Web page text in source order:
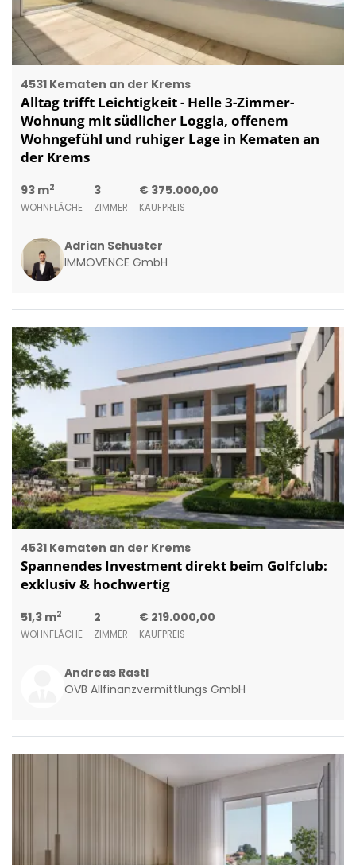
4531 Kematen an der Krems
Alltag trifft Leichtigkeit - Helle 3-Zimmer-
Wohnung mit südlicher Loggia, offenem
Wohngefühl und ruhiger Lage in Kematen an
der Krems
93 m2
WOHNFLÄCHE
3
ZIMMER
€ 375.000,00
KAUFPREIS
Adrian Schuster
IMMOVENCE GmbH
4531 Kematen an der Krems
Spannendes Investment direkt beim Golfclub:
exklusiv & hochwertig
51,3 m2
WOHNFLÄCHE
2
ZIMMER
€ 219.000,00
KAUFPREIS
Andreas Rastl
OVB Allfinanzvermittlungs GmbH